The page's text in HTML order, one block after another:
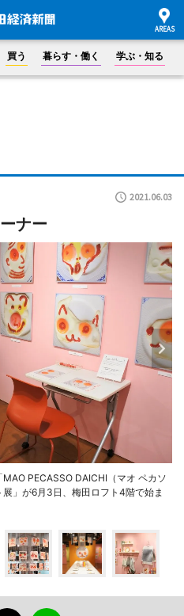
買う 暮らす・働く 学ぶ・知る
2021.06.03
ナー
PECASSO DAICHI（マオ ペカソ
」が6月3日、梅田ロフト4階で始ま